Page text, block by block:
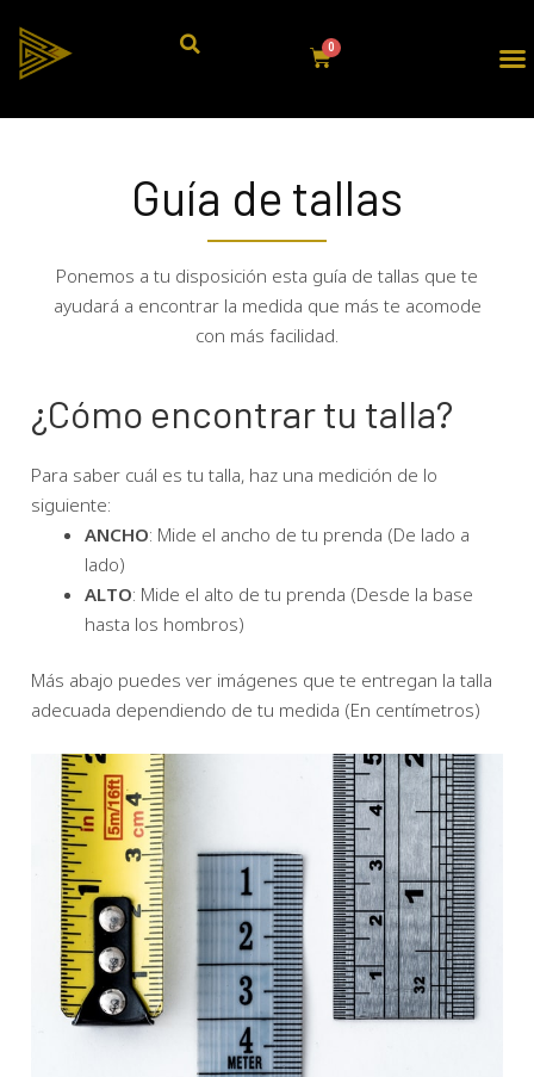
Guía de tallas
Ponemos a tu disposición esta guía de tallas que te
ayudará a encontrar la medida que más te acomode
con más facilidad.
¿Cómo encontrar tu talla?
Para saber cuál es tu talla, haz una medición de lo
siguiente:
ANCHO: Mide el ancho de tu prenda (De lado a
lado)
ALTO: Mide el alto de tu prenda (Desde la base
hasta los hombros)
Más abajo puedes ver imágenes que te entregan la talla
adecuada dependiendo de tu medida (En centímetros)